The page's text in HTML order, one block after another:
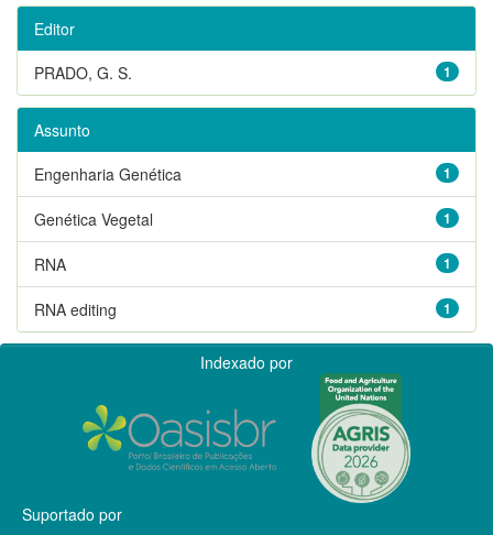
Editor
1
PRADO, G. S.
Assunto
1
Engenharia Genética
1
Genética Vegetal
1
RNA
1
RNA editing
Indexado por
Suportado por